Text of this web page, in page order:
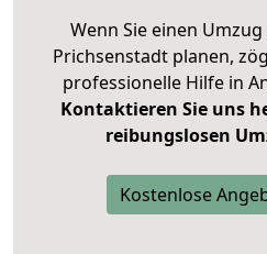
Wenn Sie einen
Prichsenstadt planen,
professionelle Hilfe in
Kontaktieren Sie uns
reibungslosen
Kostenlose